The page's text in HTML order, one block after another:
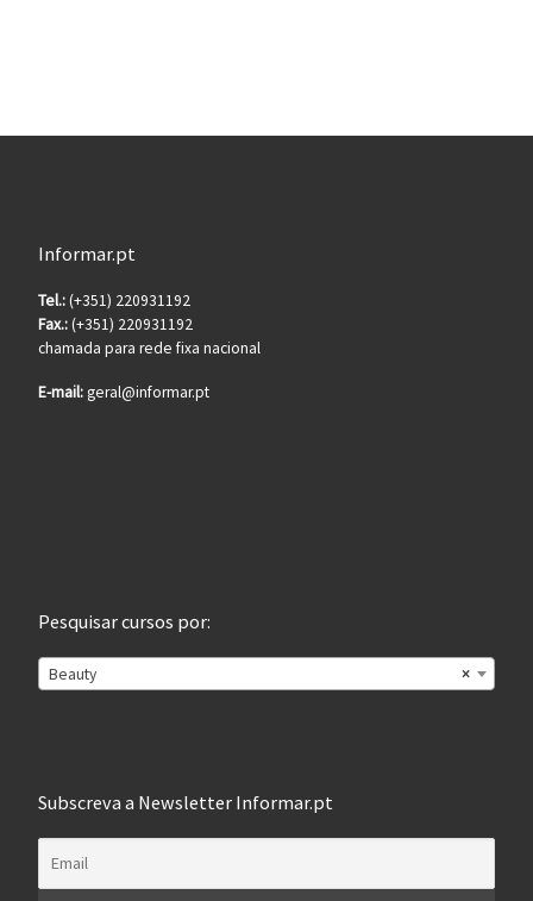
Informar.pt
Tel.:(+351) 220931192
Fax.:(+351) 220931192
chamada para rede fixa nacional
E-mail:geral@informar.pt
Pesquisar cursos por:
×
Beauty
Subscreva a Newsletter Informar.pt